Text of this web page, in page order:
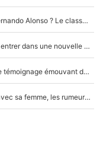
Max Verstappen, Lewis Hamilton… et bientôt Fernando Alonso ? Le classement des pilotes les mieux payés en Formule 1 risque de changer !
F1 - Alpine signe un accord «impensable» et va entrer dans une nouvelle dimension : Grande nouvelle pour Pierre Gasly !
F1 : « Je lui ai fait un câlin, puis j’ai dû partir...», le témoignage émouvant de Max Verstappen sur sa fille
F1 : Charles Leclerc surpris par les paparazzis avec sa femme, les rumeurs étaient vraies !